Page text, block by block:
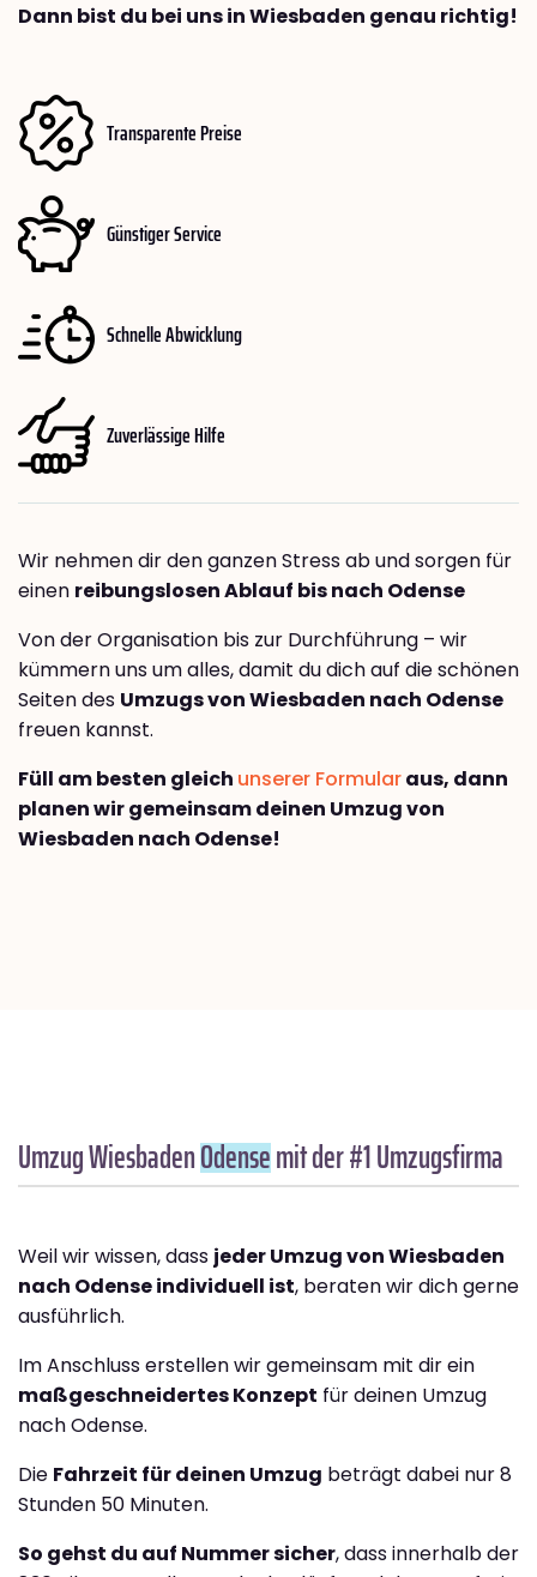
Dann bist du bei uns in Wiesbaden genau richtig!
Transparente Preise
Günstiger Service
Schnelle Abwicklung
Zuverlässige Hilfe
Wir nehmen dir den ganzen Stress ab und sorgen für
einen reibungslosen Ablauf bis nach Odense
Von der Organisation bis zur Durchführung – wir
kümmern uns um alles, damit du dich auf die schönen
Seiten des Umzugs von Wiesbaden nach Odense
freuen kannst.
Füll am besten gleich unserer Formularaus, dann
planen wir gemeinsam deinen Umzug von
Wiesbaden nach Odense!
Umzug WiesbadenOdensemit der #1 Umzugsfirma
Weil wir wissen, dass jeder Umzug von Wiesbaden
nach Odense individuell ist, beraten wir dich gerne
ausführlich.
Im Anschluss erstellen wir gemeinsam mit dir ein
maßgeschneidertes Konzept für deinen Umzug
nach Odense.
Die Fahrzeit für deinen Umzug beträgt dabei nur 8
Stunden 50 Minuten.
So gehst du auf Nummer sicher, dass innerhalb der